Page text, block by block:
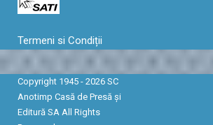
Termeni si Condiții
Copyright 1945 - 2026 SC
Anotimp Casă de Presă şi
Editură SA All Rights